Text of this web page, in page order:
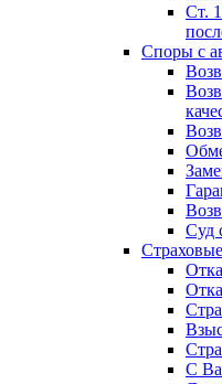
Ст.
Споры с
Суд
С